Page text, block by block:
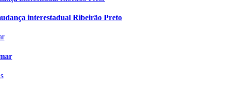
interestadual Ribeirão Preto